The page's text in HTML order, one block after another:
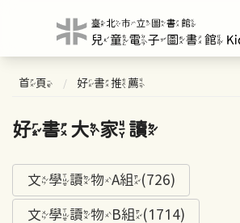
首頁 好書推薦
好書大家讀
文學讀物A組(726)
文學讀物B組(1714)